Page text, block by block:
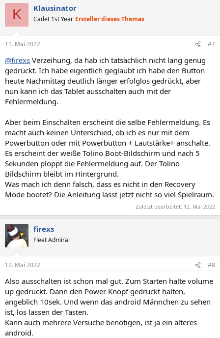
K Klausinator
Cadet 1st Year Ersteller dieses Themas
11. Mai 2022 #7
@firexs Verzeihung, da hab ich tatsächlich nicht lang genug
gedrückt. Ich habe eigentlich geglaubt ich habe den Button
heute Nachmittag deutlich länger erfolglos gedrückt, aber
nun kann ich das Tablet ausschalten auch mit der
Fehlermeldung.
Aber beim Einschalten erscheint die selbe Fehlermeldung. Es
macht auch keinen Unterschied, ob ich es nur mit dem
Powerbutton oder mit Powerbutton + Lautstärke+ anschalte.
Es erscheint der weiße Tolino Boot-Bildschirm und nach 5
Sekunden ploppt die Fehlermeldung auf. Der Tolino
Bildschirm bleibt im Hintergrund.
Was mach ich denn falsch, dass es nicht in den Recovery
Mode bootet? Die Anleitung lässt jetzt nicht so viel Spielraum.
Zuletzt bearbeitet: 12. Mai 2022
firexs
Fleet Admiral
12. Mai 2022 #8
Also ausschalten ist schon mal gut. Zum Starten halte volume
up gedrückt. Dann den Power Knopf gedrückt halten,
angeblich 10sek. Und wenn das android Männchen zu sehen
ist, los lassen der Tasten.
Kann auch mehrere Versuche benötigen, ist ja ein älteres
android.